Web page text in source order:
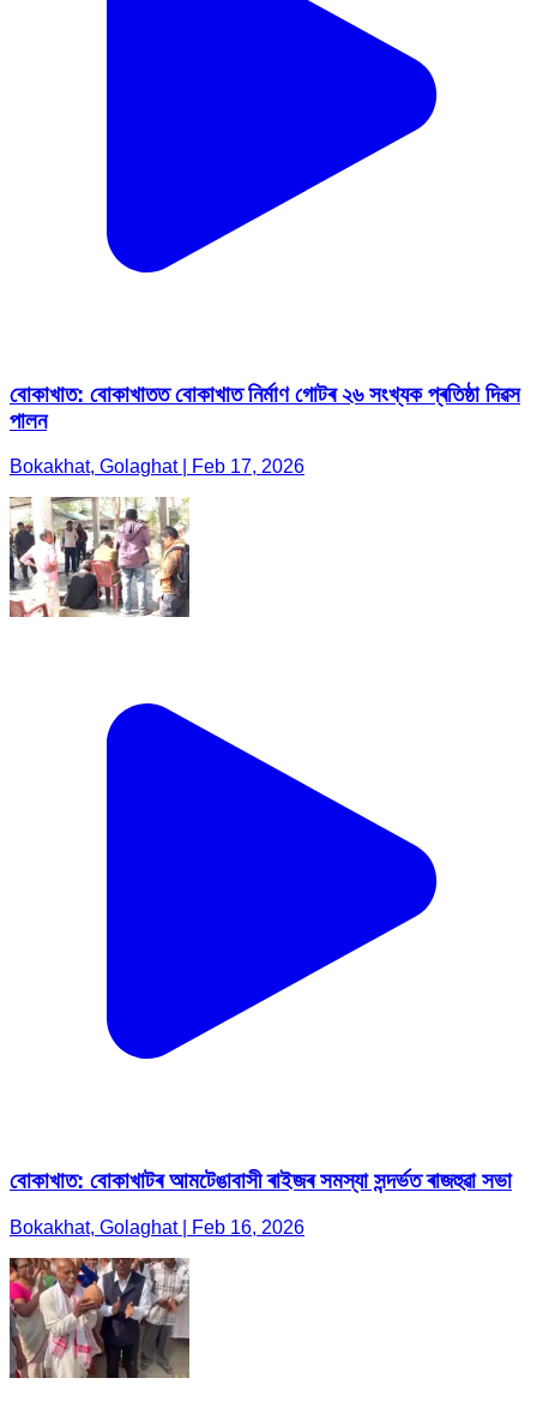
বোকাখাত: বোকাখাতত বোকাখাত নিৰ্মাণ গোটৰ ২৬ সংখ্যক প্ৰতিষ্ঠা দিৱস
পালন
Bokakhat, Golaghat | Feb 17, 2026
বোকাখাত: বোকাখাটৰ আমটেঙাবাসী ৰাইজৰ সমস্যা সন্দৰ্ভত ৰাজহুৱা সভা
Bokakhat, Golaghat | Feb 16, 2026